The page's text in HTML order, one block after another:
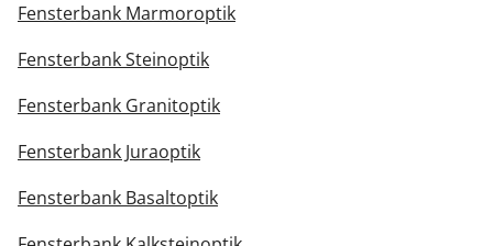
Fensterbank Marmoroptik
Fensterbank Steinoptik
Fensterbank Granitoptik
Fensterbank Juraoptik
Fensterbank Basaltoptik